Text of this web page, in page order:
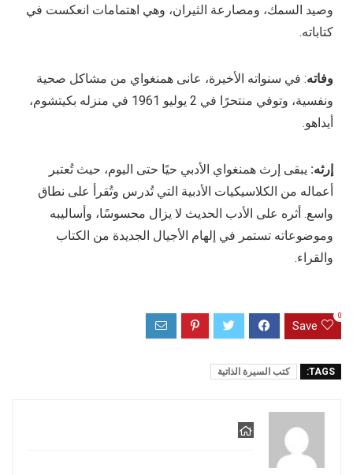
وصيد السمك، ومصارعة الثيران، وهي اهتمامات انعكست في
كتاباته.
وفاته: في سنواته الأخيرة، عانى همنغواي من مشاكل صحية
ونفسية، وتوفي منتحرًا في 2 يوليو 1961 في منزله بكيتشوم،
أيداهو.
إرثه: يبقى إرث همنغواي الأدبي حيًا حتى اليوم، حيث تُعتبر
أعماله من الكلاسيكيات الأدبية التي تُدرس وتُقرأ على نطاق
واسع. أثره على الأدب الحديث لا يزال محسوسًا، وأساليبه
وموضوعاته تستمر في إلهام الأجيال الجديدة من الكتاب
والقراء.
Save
0
TAGS: كتب السيرة الذاتية